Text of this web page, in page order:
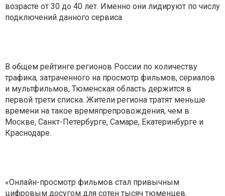
возрасте от 30 до 40 лет. Именно они лидируют по числу
подключений данного сервиса
В общем рейтинге регионов России по количеству
трафика, затраченного на просмотр фильмов, сериалов
и мультфильмов, Тюменская область держится в
первой трети списка. Жители региона тратят меньше
времени на такое времяпрепровождения, чем в
Москве, Санкт-Петербурге, Самаре, Екатеринбурге и
Краснодаре.
«Онлайн-просмотр фильмов стал привычным
цифровым досугом для сотен тысяч тюменцев.